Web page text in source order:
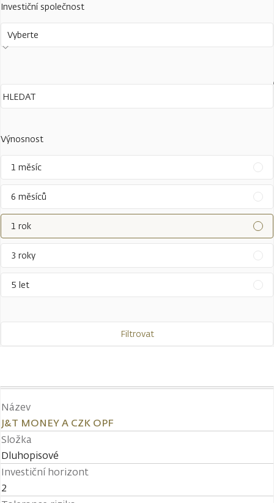
Investiční společnost
Vyberte
Výnosnost
1 měsíc
6 měsíců
1 rok
3 roky
5 let
Filtrovat
Název
J&T MONEY A CZK OPF
Složka
Dluhopisové
Investiční horizont
2